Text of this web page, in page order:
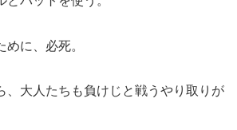
に、必死。
、大人たちも負けじと戦うやり取りが